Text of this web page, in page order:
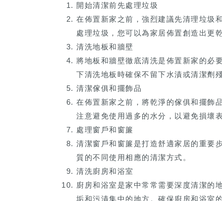
開始清潔前先處理垃圾
在佈置新家之前，強烈建議先清理垃圾
處理垃圾，您可以為家居佈置創造出更
清洗地板和牆壁
將地板和牆壁徹底清洗是佈置新家的必
下清洗地板時確保不留下水漬或清潔劑
清潔傢俱和擺飾品
在佈置新家之前，將乾淨的傢俱和擺飾
注意避免使用過多的水分，以避免損壞
處理窗戶和窗簾
清潔窗戶和窗簾是打造舒適家居的重要
質的不同使用相應的清潔方式。
清洗廚房和浴室
廚房和浴室是家中常常需要深度清潔的
垢和污漬集中的地方。確保廚房和浴室